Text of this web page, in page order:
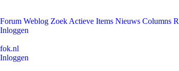
Forum Weblog Zoek Actieve Items Nieuws Columns
Inloggen
fok.nl
Inloggen